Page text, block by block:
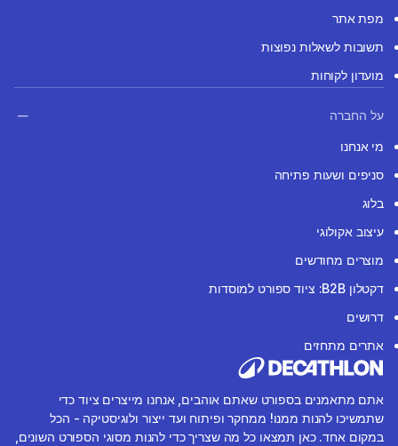
מפת אתר
תשובות לשאלות נפוצות
מועדון לקוחות
על החברה
מי אנחנו
סניפים ושעות פתיחה
בלוג
עיצוב אקולוגי
מוצרים מחודשים
דקטלון B2B: ציוד ספורט למוסדות
דרושים
אתרים מתחזים
אתם מתאמנים בספורט שאתם אוהבים, אנחנו מייצרים ציוד כדי
שתמשיכו להנות ממנו! ממחקר ופיתוח ועד ייצור ולוגיסטיקה - הכל
במקום אחד. כאן תמצאו כל מה שצריך כדי להנות מסוגי הספורט השונים,